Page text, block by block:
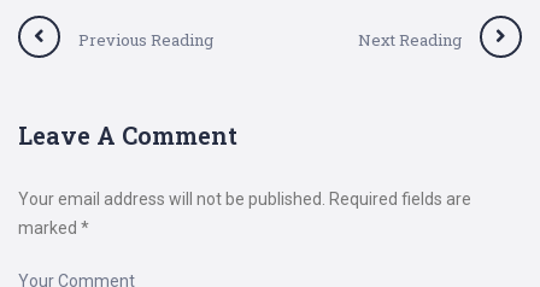
Previous Reading Next Reading
Leave A Comment
Your email address will not be published.
Required fields are
marked *
Your Comment